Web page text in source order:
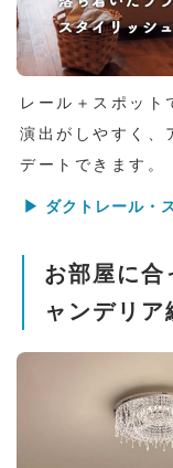
レール＋スポット
演出がしやすく、
デートできます。
▶ ダクトレール・
お部屋に合
ャンデリア